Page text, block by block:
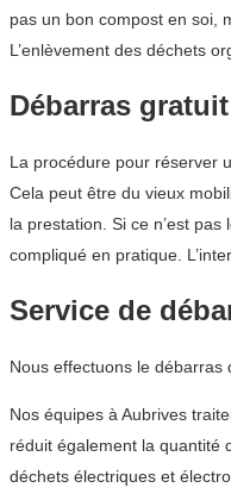
pas un bon compost en soi,
L’enlèvement des déchets
Débarras
La procédure pour réserver
Cela peut être du vieux
la prestation. Si ce n’est
compliqué en pratique.
Service de
Nous effectuons le débarras
Nos équipes à Aubrives
réduit également la quantité
déchets électriques et